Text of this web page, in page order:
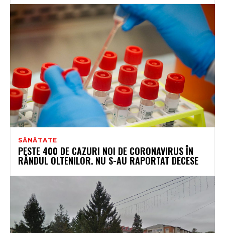
SĂNĂTATE
PESTE 400 DE CAZURI NOI DE CORONAVIRUS ÎN
RÂNDUL OLTENILOR. NU S-AU RAPORTAT DECESE